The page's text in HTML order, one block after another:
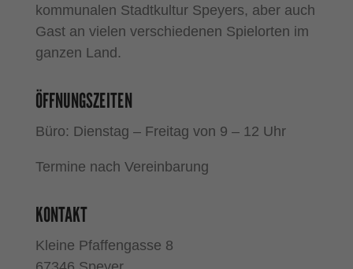
kommunalen Stadtkultur Speyers, aber auch
Gast an vielen verschiedenen Spielorten im
ganzen Land.
ÖFFNUNGSZEITEN
Büro: Dienstag – Freitag von 9 – 12 Uhr
Termine nach Vereinbarung
KONTAKT
Kleine Pfaffengasse 8